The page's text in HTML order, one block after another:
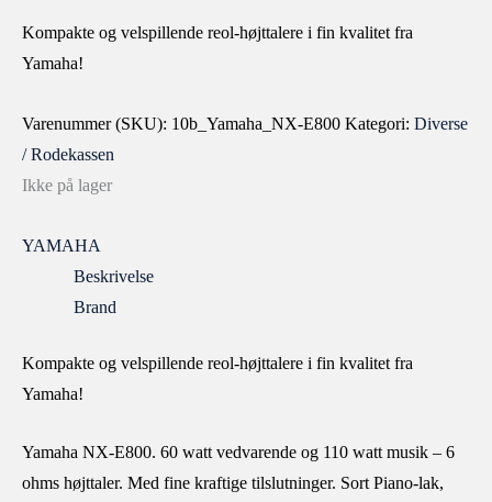
Kompakte og velspillende reol-højttalere i fin kvalitet fra
Yamaha!
Varenummer (SKU): 10b_Yamaha_NX-E800 Kategori: Diverse
/ Rodekassen
Ikke på lager
YAMAHA
Beskrivelse
Brand
Kompakte og velspillende reol-højttalere i fin kvalitet fra
Yamaha!
Yamaha NX-E800. 60 watt vedvarende og 110 watt musik – 6
ohms højttaler. Med fine kraftige tilslutninger. Sort Piano-lak,